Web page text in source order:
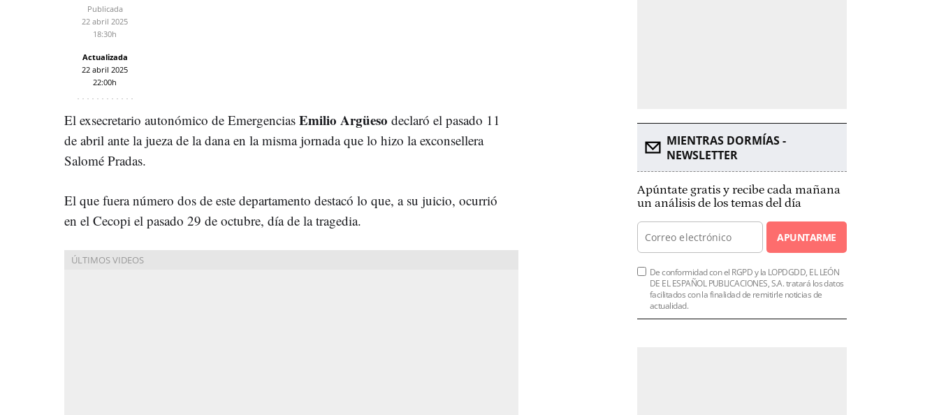
Publicada
22 abril 2025
18:30h
Actualizada
22 abril 2025
22:00h
El exsecretario autonómico de Emergencias Emilio Argüeso declaró el pasado 11
de abril ante la jueza de la dana en la misma jornada que lo hizo la exconsellera
Salomé Pradas.
El que fuera número dos de este departamento destacó lo que, a su juicio, ocurrió
en el Cecopi el pasado 29 de octubre, día de la tragedia.
MIENTRAS DORMÍAS -
NEWSLETTER
Apúntate gratis y recibe cada mañana
un análisis de los temas del día
APUNTARME
De conformidad con el RGPD y la LOPDGDD, EL LEÓN
DE EL ESPAÑOL PUBLICACIONES, S.A. tratará los datos
facilitados con la finalidad de remitirle noticias de
actualidad.